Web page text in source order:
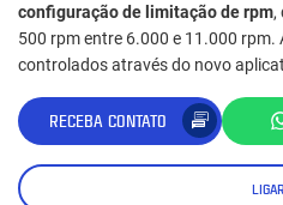
configuração de limitação de rpm,
500 rpm entre 6.000 e 11.000 rpm.
controlados através do novo
RECEBA CONTATO
LIGAR